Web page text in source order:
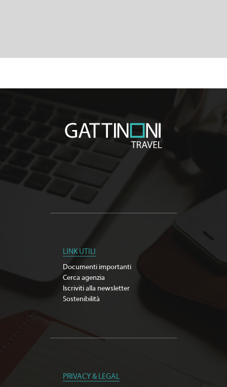
LINK UTILI
Documenti importanti
Cerca agenzia
Iscriviti alla newsletter
Sostenibilità
PRIVACY & LEGAL